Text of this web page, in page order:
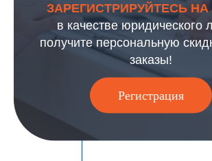
ЗАРЕГИСТРИРУЙТЕСЬ
в качестве юридического
получите персональную
заказы!
Регистрация